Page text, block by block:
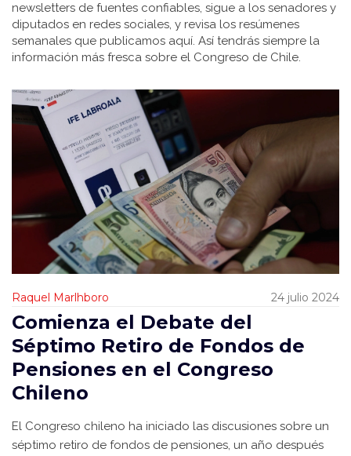
newsletters de fuentes confiables, sigue a los senadores y
diputados en redes sociales, y revisa los resúmenes
semanales que publicamos aquí. Así tendrás siempre la
información más fresca sobre el Congreso de Chile.
Raquel Marlhboro 24 julio 2024
Comienza el Debate del
Séptimo Retiro de Fondos de
Pensiones en el Congreso
Chileno
El Congreso chileno ha iniciado las discusiones sobre un
séptimo retiro de fondos de pensiones, un año después